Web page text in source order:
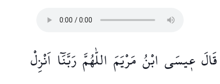
قَالَ ع۪يسَى ابْنُ مَرْيَمَ اللّٰهُمَّ رَبَّنَٓا اَنْزِلْ